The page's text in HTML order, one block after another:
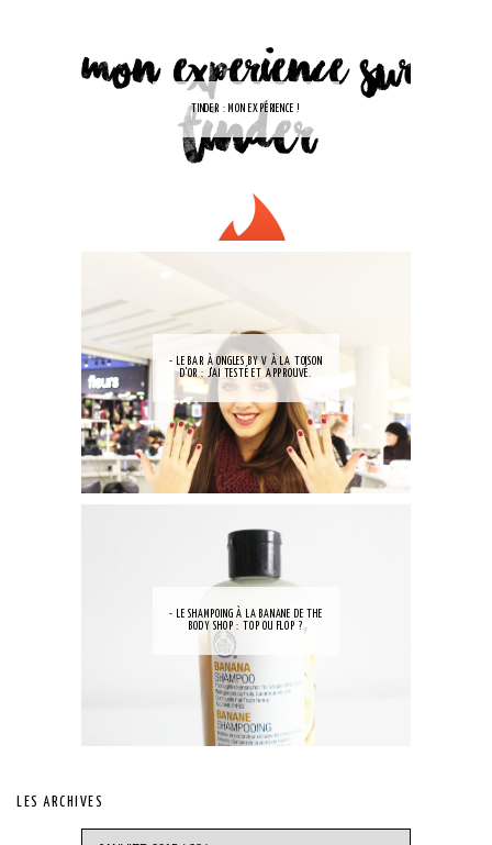
TINDER : MON EXPÉRIENCE !
- LE BAR À ONGLES BY V À LA TOISON
D'OR : J'AI TESTÉ ET APPROUVÉ.
- LE SHAMPOING À LA BANANE DE THE
BODY SHOP : TOP OU FLOP ?
LES ARCHIVES